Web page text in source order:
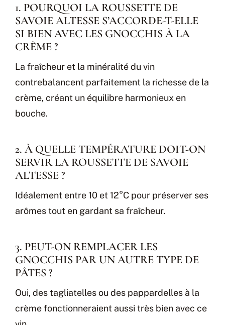
1. POURQUOI LA ROUSSETTE DE
SAVOIE ALTESSE S’ACCORDE-T-ELLE
SI BIEN AVEC LES GNOCCHIS À LA
CRÈME ?
La fraîcheur et la minéralité du vin
contrebalancent parfaitement la richesse de la
crème, créant un équilibre harmonieux en
bouche.
2. À QUELLE TEMPÉRATURE DOIT-ON
SERVIR LA ROUSSETTE DE SAVOIE
ALTESSE ?
Idéalement entre 10 et 12°C pour préserver ses
arômes tout en gardant sa fraîcheur.
3. PEUT-ON REMPLACER LES
GNOCCHIS PAR UN AUTRE TYPE DE
PÂTES ?
Oui, des tagliatelles ou des pappardelles à la
crème fonctionneraient aussi très bien avec ce